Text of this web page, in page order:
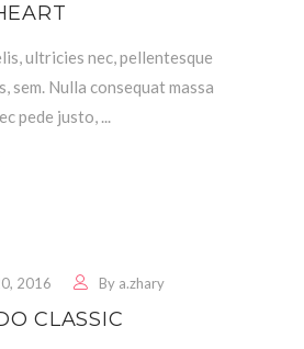
ultricies nec, pellentesque
sem. Nulla consequat massa
pede justo,
2016 By a.zhary
CLASSIC